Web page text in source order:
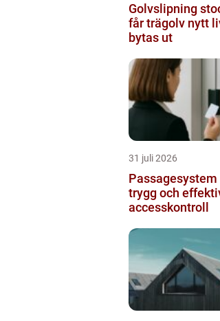
Golvslipning
får trägolv nytt
bytas ut
31 juli 2026
Passagesystem nyckeln till
trygg och
accesskontroll